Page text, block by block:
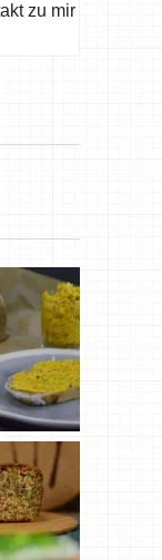
zu mir